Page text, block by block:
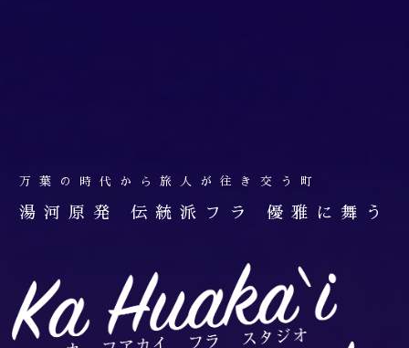
万葉の時代から旅人が往き交う町
湯河原発 伝統派フラ 優雅に舞う